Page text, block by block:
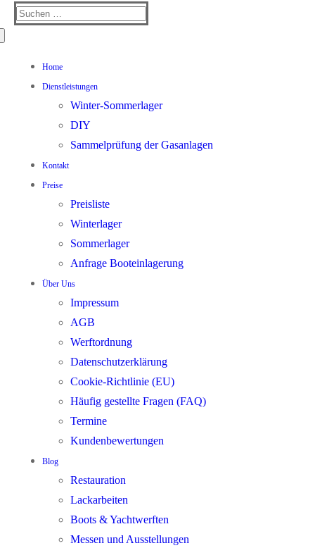
Suchen
Home
Dienstleistungen
Winter-Sommerlager
DIY
Sammelprüfung der Gasanlagen
Kontakt
Preise
Preisliste
Winterlager
Sommerlager
Anfrage Booteinlagerung
Über Uns
Impressum
AGB
Werftordnung
Datenschutzerklärung
Cookie-Richtlinie (EU)
Häufig gestellte Fragen (FAQ)
Termine
Kundenbewertungen
Blog
Restauration
Lackarbeiten
Boots & Yachtwerften
Messen und Ausstellungen